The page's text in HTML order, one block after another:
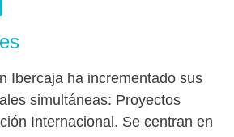
Ibercaja ha incrementado sus
simultáneas: Proyectos
Internacional. Se centran en